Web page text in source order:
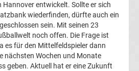
Hannover entwickelt. Sollte er sich
wiederfinden, dürfte auch ein
sein. Mit seinen 23
noch offen. Die Frage ist
es für den Mittelfeldspieler dann
nächsten Wochen und Monate
geben. Aktuell hat er eine Zukunft